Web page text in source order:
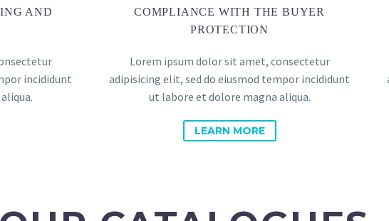
AND
incididunt
COMPLIANCE WITH THE BUYER
PROTECTION
Lorem ipsum dolor sit amet, consectetur
adipisicing elit, sed do eiusmod tempor incididunt
ut labore et dolore magna aliqua.
LEARN MORE